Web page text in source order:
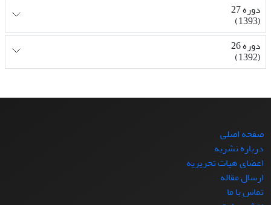
دوره 27
(1393)
دوره 26
(1392)
صفحه اصلی
درباره نشریه
اعضای هیات تحریریه
ارسال مقاله
تماس با ما